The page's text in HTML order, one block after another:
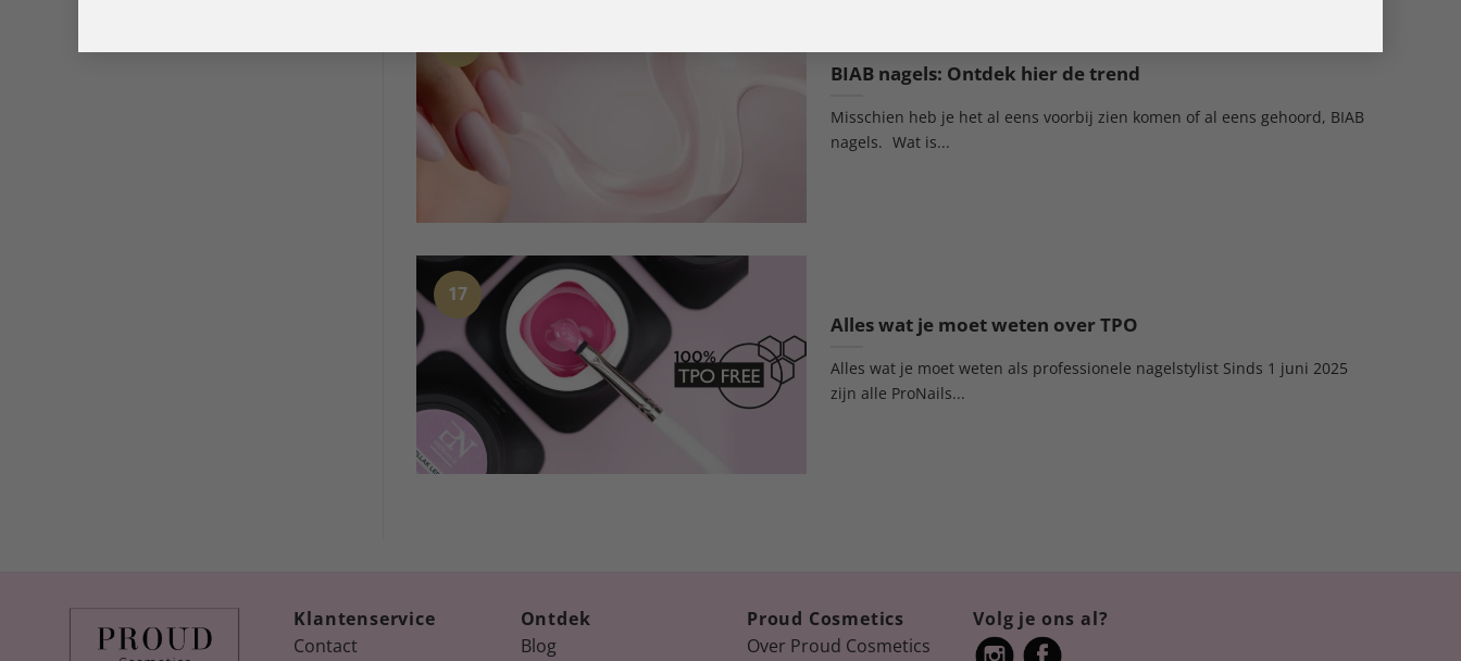
BIAB nagels: Ontdek hier de trend
Misschien heb je het al eens voorbij zien komen of al eens gehoord, BIAB
nagels. Wat is...
Alles wat je moet weten over TPO
Alles wat je moet weten als professionele nagelstylist Sinds 1 juni 2025
zijn alle ProNails...
17
Klantenservice
Contact
Ontdek
Blog
Proud Cosmetics
Over Proud Cosmetics
Volg je ons al?